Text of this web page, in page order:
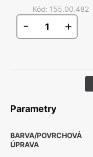
Kód: 155.00.482
- +
Parametry
BARVA/POVRCHOVÁ
ÚPRAVA